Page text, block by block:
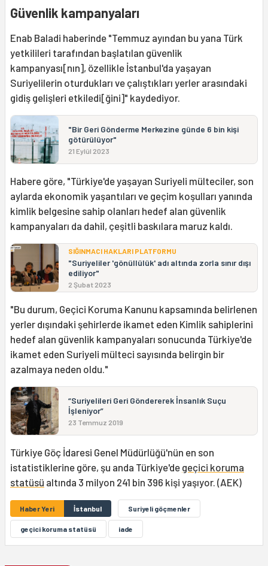
Güvenlik kampanyaları
Enab Baladi haberinde "Temmuz ayından bu yana Türk
yetkilileri tarafından başlatılan güvenlik
kampanyası[nın], özellikle İstanbul'da yaşayan
Suriyelilerin oturdukları ve çalıştıkları yerler arasındaki
gidiş gelişleri etkiledi[ğini]" kaydediyor.
"Bir Geri Gönderme Merkezine günde 6 bin kişi
götürülüyor"
21 Eylül 2023
Habere göre, "Türkiye'de yaşayan Suriyeli mülteciler, son
aylarda ekonomik yaşantıları ve geçim koşulları yanında
kimlik belgesine sahip olanları hedef alan güvenlik
kampanyaları da dahil, çeşitli baskılara maruz kaldı.
SIĞINMACI HAKLARI PLATFORMU
"Suriyeliler 'gönüllülük' adı altında zorla sınır dışı
ediliyor"
2 Şubat 2023
"Bu durum, Geçici Koruma Kanunu kapsamında belirlenen
yerler dışındaki şehirlerde ikamet eden Kimlik sahiplerini
hedef alan güvenlik kampanyaları sonucunda Türkiye'de
ikamet eden Suriyeli mülteci sayısında belirgin bir
azalmaya neden oldu."
“Suriyelileri Geri Göndererek İnsanlık Suçu
İşleniyor”
23 Temmuz 2019
Türkiye Göç İdaresi Genel Müdürlüğü'nün en son
istatistiklerine göre, şu anda Türkiye'de geçici koruma
statüsü altında 3 milyon 241 bin 396 kişi yaşıyor. (AEK)
Haber Yeri İstanbul Suriyeli göçmenler
geçici koruma statüsü iade